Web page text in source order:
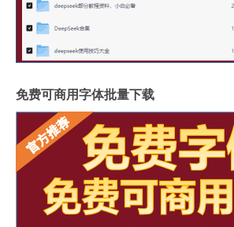
免费可商用字体批量下载